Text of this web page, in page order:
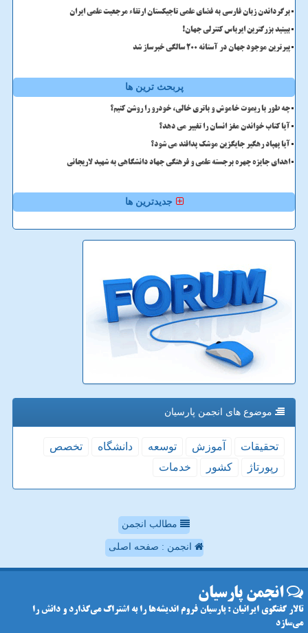
برگرداندن زبان فارسی به فضای علمی تاجیکستان ارتقاء مرجعیت علمی ایران
ببینید بزرگترین ایرباس کنترلی جهان!
پیرترین موجود جهان در آستانه ۲۰۰ سالگی خبرساز شد
پربحث ترین ها
چه طور با ریموت خاموش و باتری خالی، خودرو را روشن کنیم؟
آیا کتاب خواندن مغز انسان را تغییر می دهد؟
آیا پهپاد رهگیر جایگزین موشک پدافند می شود؟
اهدای جایزه چهره برجسته علمی و فرهنگی جهاد دانشگاهی به شهید لاریجانی
جدیدترین ها
موضوع های انجمن پارسیان
تحقیقات آموزش توسعه دانشگاه
تخصص
رپورتاژ
كشور خدمات
مطالب انجمن
انجمن : صفحه اصلی
انجمن پارسیان
تالار گفتگوی ایرانیان : پارسیان فروم اندیشه‌ها را به اشتراک می‌گذارد و دانش را
می‌سازد